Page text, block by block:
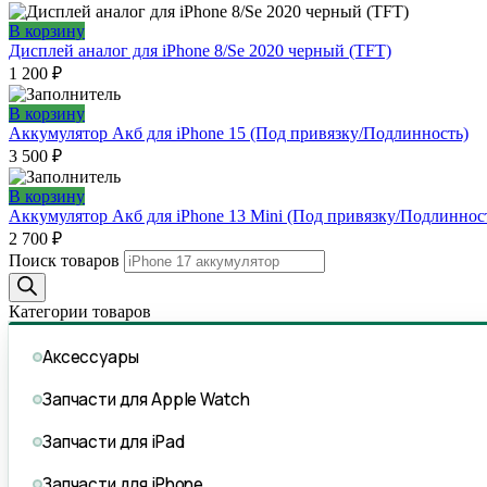
В корзину
Дисплей аналог для iPhone 8/Se 2020 черный (TFT)
1 200 ₽
В корзину
Аккумулятор Акб для iPhone 15 (Под привязку/Подлинность)
3 500 ₽
В корзину
Аккумулятор Акб для iPhone 13 Mini (Под привязку/
2 700 ₽
Поиск товаров
Категории товаров
Аксессуары
Запчасти для Apple Watch
Запчасти для iPad